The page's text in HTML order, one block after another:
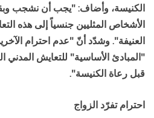
الكنيسة، وأضاف: "يجب أن نشجب
الأشخاص المثليين جنسياً إلى هذه
العنيفة". وشدّد أنّ "عدم احترام
"المبادئ الأساسية" للتعايش المدني
قبل رعاة الكنيسة".
احترام تفرّد الزواج